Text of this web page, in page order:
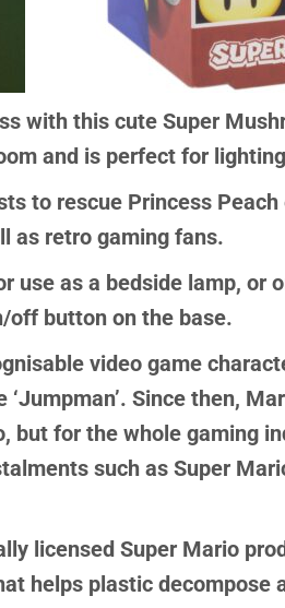
with this cute Super
and is perfect for
to rescue Princess
as retro gaming fans.
use as a bedside lamp, or
off button on the base.
video game
Since then,
but for the whole gaming
such as Super
licensed Super Mario
helps plastic decompose